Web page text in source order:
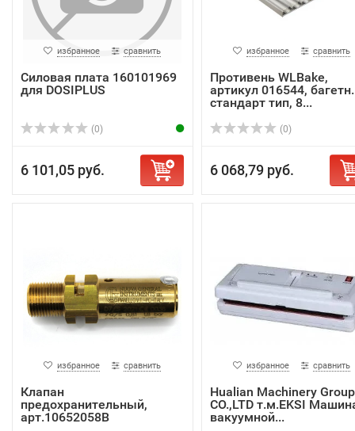
избранное сравнить
Силовая плата 160101969
для DOSIPLUS
(0)
6 101,05 руб.
избранное сравнить
Противень WLBake,
артикул 016544, багетн.
стандарт тип, 8...
(0)
6 068,79 руб.
избранное сравнить
Клапан
предохранительный,
арт.10652058B
избранное сравнить
Hualian Machinery Group
CO.,LTD т.м.EKSI
вакуумной...